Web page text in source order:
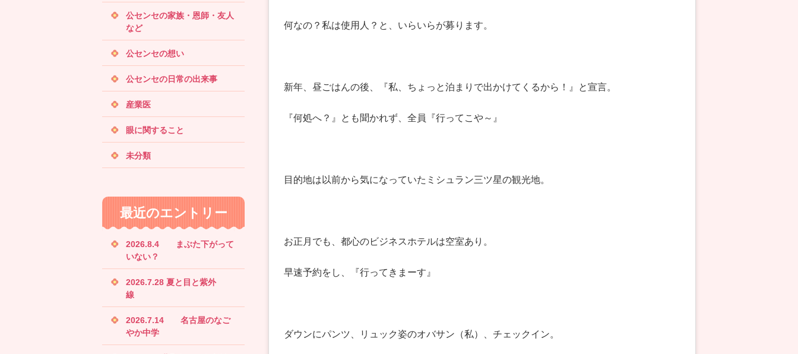
何なの？私は使用人？と、いらいらが募ります。
新年、昼ごはんの後、『私、ちょっと泊まりで出かけてくるから！』と宣言。
『何処へ？』とも聞かれず、全員『行ってこや～』
目的地は以前から気になっていたミシュラン三ツ星の観光地。
お正月でも、都心のビジネスホテルは空室あり。
早速予約をし、『行ってきまーす』
ダウンにパンツ、リュック姿のオバサン（私）、チェックイン。
公センセの家族・恩師・友人
など
公センセの想い
公センセの日常の出来事
産業医
眼に関すること
未分類
最近のエントリー
2026.8.4 まぶた下がって
いない？
2026.7.28 夏と目と紫外
線
2026.7.14 名古屋のなご
やか中学